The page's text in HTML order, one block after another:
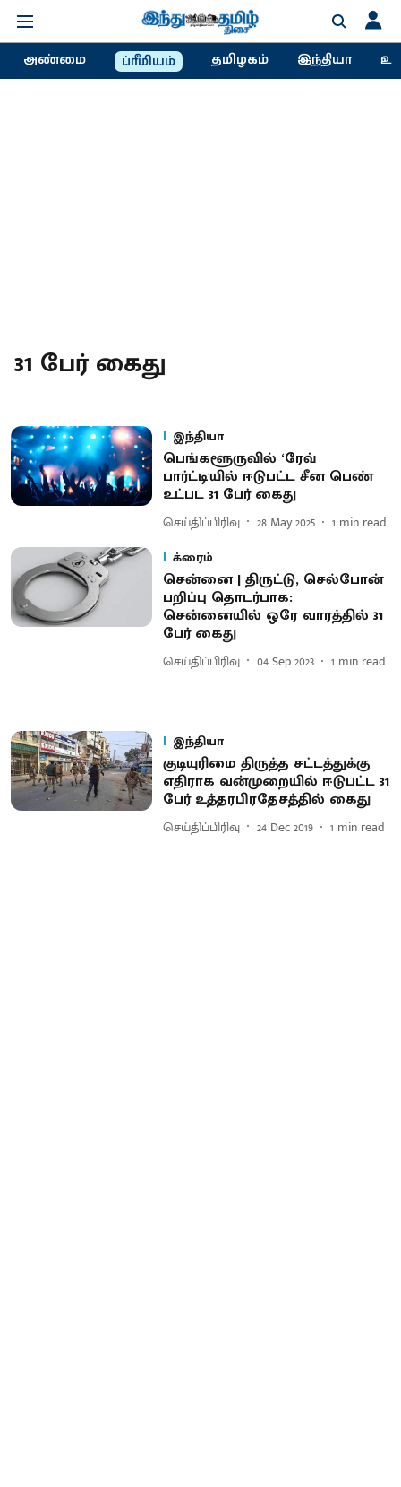
அண்மை ப்ரீமியம் தமிழகம் இந்தியா
31 பேர் கைது
இந்தியா
பெங்களூருவில் ‘ரேவ்
பார்ட்டி'யில் ஈடுபட்ட சீன பெண்
உட்பட 31 பேர் கைது
செய்திப்பிரிவு 28 May 2025 1 min read
க்ரைம்
சென்னை | திருட்டு, செல்போன்
பறிப்பு தொடர்பாக:
சென்னையில் ஒரே வாரத்தில் 31
பேர் கைது
செய்திப்பிரிவு 04 Sep 2023 1 min read
இந்தியா
குடியுரிமை திருத்த சட்டத்துக்கு
எதிராக வன்முறையில் ஈடுபட்ட 31
பேர் உத்தரபிரதேசத்தில் கைது
செய்திப்பிரிவு 24 Dec 2019 1 min read